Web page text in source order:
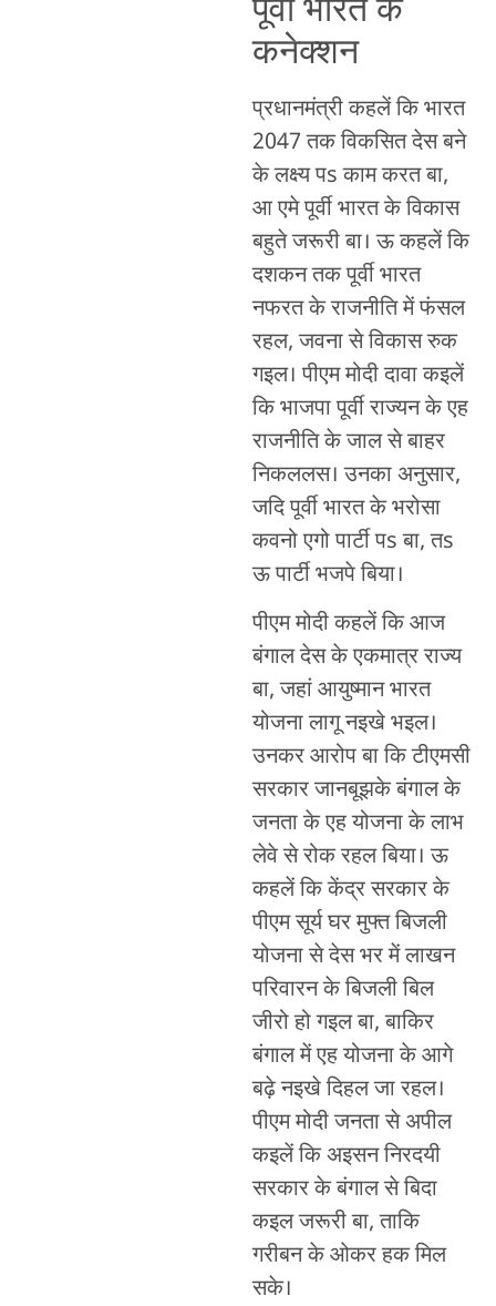
पूर्वी भारत के
कनेक्शन
प्रधानमंत्री कहलें कि भारत
2047 तक विकसित देस बने
के लक्ष्य पs काम करत बा,
आ एमे पूर्वी भारत के विकास
बहुते जरूरी बा। ऊ कहलें कि
दशकन तक पूर्वी भारत
नफरत के राजनीति में फंसल
रहल, जवना से विकास रुक
गइल। पीएम मोदी दावा कइलें
कि भाजपा पूर्वी राज्यन के एह
राजनीति के जाल से बाहर
निकललस। उनका अनुसार,
जदि पूर्वी भारत के भरोसा
कवनो एगो पार्टी पs बा, तs
ऊ पार्टी भजपे बिया।
पीएम मोदी कहलें कि आज
बंगाल देस के एकमात्र राज्य
बा, जहां आयुष्मान भारत
योजना लागू नइखे भइल।
उनकर आरोप बा कि टीएमसी
सरकार जानबूझके बंगाल के
जनता के एह योजना के लाभ
लेवे से रोक रहल बिया। ऊ
कहलें कि केंद्र सरकार के
पीएम सूर्य घर मुफ्त बिजली
योजना से देस भर में लाखन
परिवारन के बिजली बिल
जीरो हो गइल बा, बाकिर
बंगाल में एह योजना के आगे
बढ़े नइखे दिहल जा रहल।
पीएम मोदी जनता से अपील
कइलें कि अइसन निरदयी
सरकार के बंगाल से बिदा
कइल जरूरी बा, ताकि
गरीबन के ओकर हक मिल
सके।